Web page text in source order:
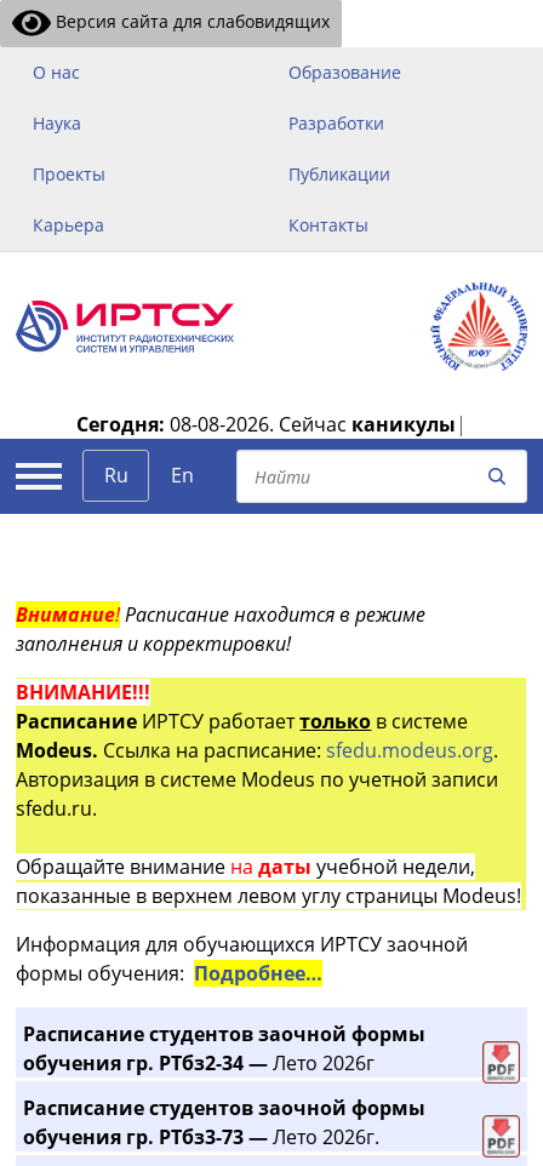
Версия сайта для слабовидящих
О нас Образование
Наука Разработки
Проекты Публикации
Карьера Контакты
Сегодня: 08-08-2026. Сейчас каникулы |
Ru
En
Внимание!Расписание находится в режиме
заполнения и корректировки!
ВНИМАНИЕ!!!
Расписание ИРТСУ работаеттолько в системе
Modeus. Ссылка на расписание:sfedu.modeus.org.
Авторизация в системе Modeus по учетной записи
sfedu.ru.
Обращайте внимание на датыучебной недели,
показанные в верхнем левом углу страницы Modeus!
Информация для обучающихся ИРТСУ заочной
формы обучения: Подробнее…
Расписание студентов заочной формы
обучения гр. РТбз2-34 —Лето 2026г
Расписание студентов заочной формы
обучения гр. РТбз3-73 —Лето 2026г.